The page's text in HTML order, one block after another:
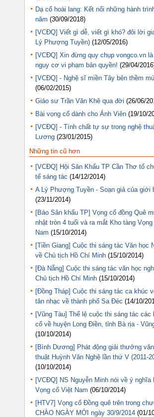
Dạ cổ hoài lang: Kết nối những hành
năm (30/09/2018)
[VCĐQ] Viết gì dễ, viết gì khó? đôi lời
Lý Phượng Tuyền) (12/05/2016)
[VCĐQ] Xin đừng quy chụp vongco.vn
nguy cơ vi phạm bản quyền! (29/04/
[VCĐQ] - Nghệ sĩ miền Tây bên thềm
(06/02/2015)
Giáo sư Trần Văn Khê qua đời (26/06/
Bài vọng cổ dành cho Ánh Viên (19/10/
[VCĐQ] - Tính chất tự sự trong nghệ
Lương (23/01/2015)
Những tin cũ hơn
[VCĐQ] Hội Sân Khấu TP Cần Thơ tổ
tế sáng tác (14/12/2014)
A Lý Phượng Tuyền - Soạn giả của giới
(23/11/2014)
[Báo Sân khấu TP] Vọng cổ đồng Quê
nhật tròn 4 tuổi và ra mắt Kho tàng
Nam (15/10/2014)
[Tiền Giang] Cuộc thi sáng tác Văn học
về Chủ tịch Hồ Chí Minh (15/10/2014)
[Đà Nẵng] Cuộc thi sáng tác văn học
Chủ tịch Hồ Chí Minh (15/10/2014)
[Đồng Tháp] Cuộc thi sáng tác ca khúc
tân nhạc về thành phố Sa Đéc (14/10/
[Vũng Tàu] Thể lệ cuộc thi sáng tác các
cổ về huyện Long Điền, tỉnh Bà rịa -
(10/10/2014)
[Bình Dương] Phát động giải thưởng
thuật Huỳnh Văn Nghệ lần thứ V (2011-
(10/10/2014)
[VCĐQ] NS Nguyễn Minh nói về ý nghĩa
Vọng cổ Việt Nam (06/10/2014)
[HTV7] Vọng cổ Đồng quê trên trong
CHÀO NGÀY MỚI ngày 30/9/2014 (01/